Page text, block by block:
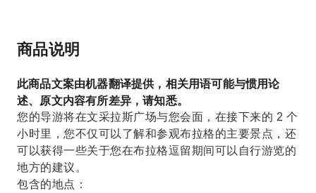
商品说明
此商品文案由机器翻译提供，相关用语可能与惯用论
述、原文内容有所差异，请知悉。
您的导游将在文采拉斯广场与您会面，在接下来的 2 个
小时里，您不仅可以了解和参观布拉格的主要景点，还
可以获得一些关于您在布拉格逗留期间可以自行游览的
地方的建议。
包含的地点：